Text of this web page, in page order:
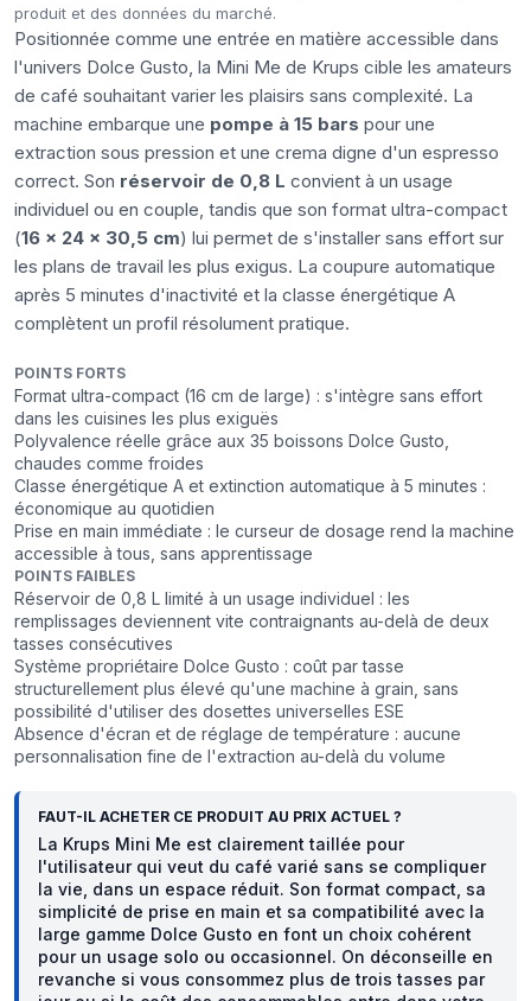
produit et des données du marché.
Positionnée comme une entrée en matière accessible dans
l'univers Dolce Gusto, la Mini Me de Krups cible les amateurs
de café souhaitant varier les plaisirs sans complexité. La
machine embarque une pompe à 15 bars pour une
extraction sous pression et une crema digne d'un espresso
correct. Son réservoir de 0,8 L convient à un usage
individuel ou en couple, tandis que son format ultra-compact
(16 × 24 × 30,5 cm) lui permet de s'installer sans effort sur
les plans de travail les plus exigus. La coupure automatique
après 5 minutes d'inactivité et la classe énergétique A
complètent un profil résolument pratique.
POINTS FORTS
Format ultra-compact (16 cm de large) : s'intègre sans effort
dans les cuisines les plus exiguës
Polyvalence réelle grâce aux 35 boissons Dolce Gusto,
chaudes comme froides
Classe énergétique A et extinction automatique à 5 minutes :
économique au quotidien
Prise en main immédiate : le curseur de dosage rend la machine
accessible à tous, sans apprentissage
POINTS FAIBLES
Réservoir de 0,8 L limité à un usage individuel : les
remplissages deviennent vite contraignants au-delà de deux
tasses consécutives
Système propriétaire Dolce Gusto : coût par tasse
structurellement plus élevé qu'une machine à grain, sans
possibilité d'utiliser des dosettes universelles ESE
Absence d'écran et de réglage de température : aucune
personnalisation fine de l'extraction au-delà du volume
FAUT-IL ACHETER CE PRODUIT AU PRIX ACTUEL ?
La Krups Mini Me est clairement taillée pour
l'utilisateur qui veut du café varié sans se compliquer
la vie, dans un espace réduit. Son format compact, sa
simplicité de prise en main et sa compatibilité avec la
large gamme Dolce Gusto en font un choix cohérent
pour un usage solo ou occasionnel. On déconseille en
revanche si vous consommez plus de trois tasses par